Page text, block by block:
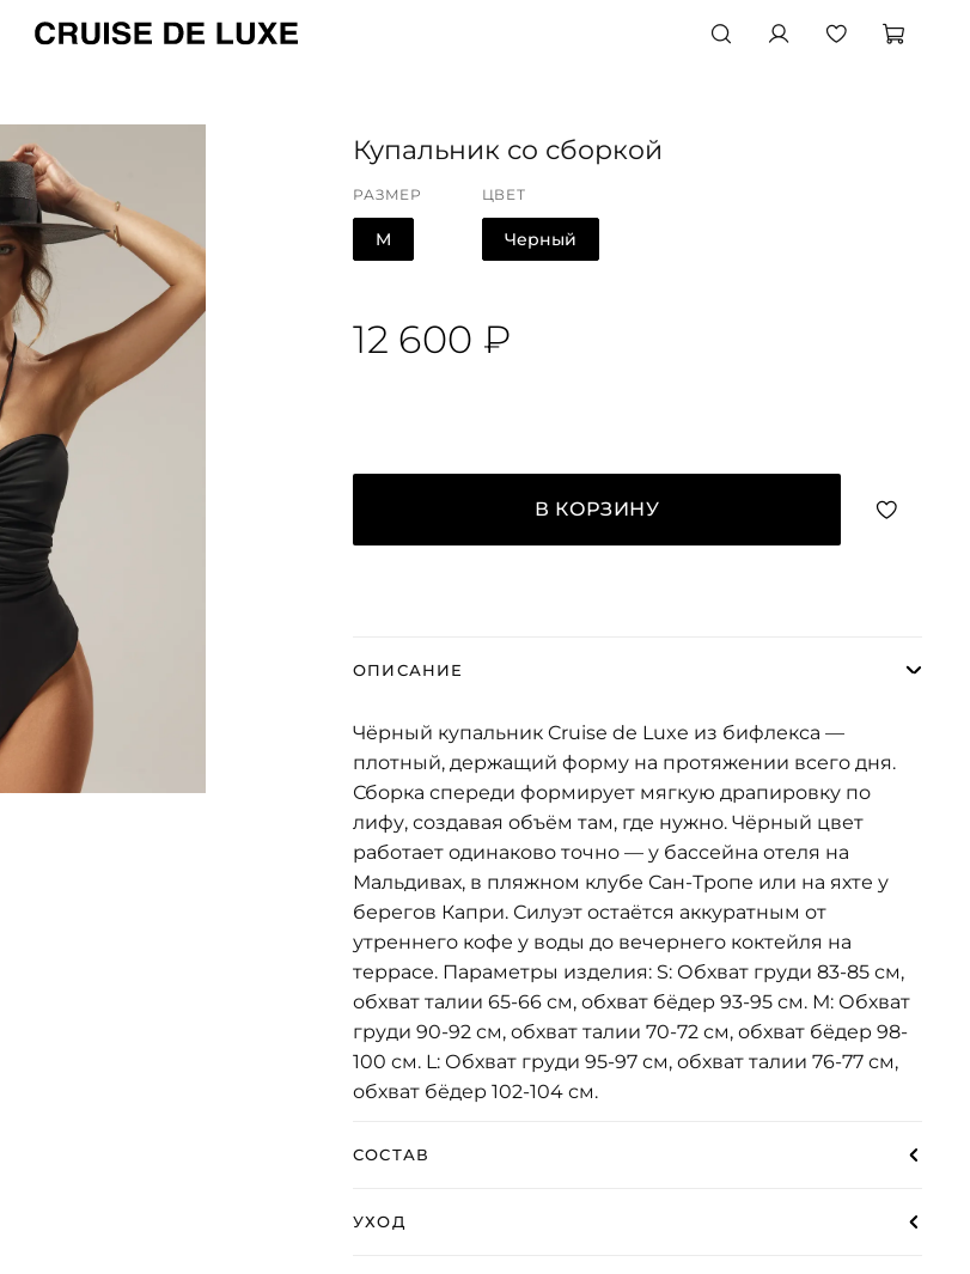
Купальник со сборкой
РАЗМЕР
M
ЦВЕТ
Черный
12 600 ₽
В КОРЗИНУ
ОПИСАНИЕ
Чёрный купальник Cruise de Luxe из бифлекса —
плотный, держащий форму на протяжении всего дня.
Сборка спереди формирует мягкую драпировку по
лифу, создавая объём там, где нужно. Чёрный цвет
работает одинаково точно — у бассейна отеля на
Мальдивах, в пляжном клубе Сан-Тропе или на яхте у
берегов Капри. Силуэт остаётся аккуратным от
утреннего кофе у воды до вечернего коктейля на
террасе. Параметры изделия: S: Обхват груди 83-85 см,
обхват талии 65-66 см, обхват бёдер 93-95 см. М: Обхват
груди 90-92 см, обхват талии 70-72 см, обхват бёдер 98-
100 см. L: Обхват груди 95-97 см, обхват талии 76-77 см,
обхват бёдер 102-104 см.
СОСТАВ
УХОД